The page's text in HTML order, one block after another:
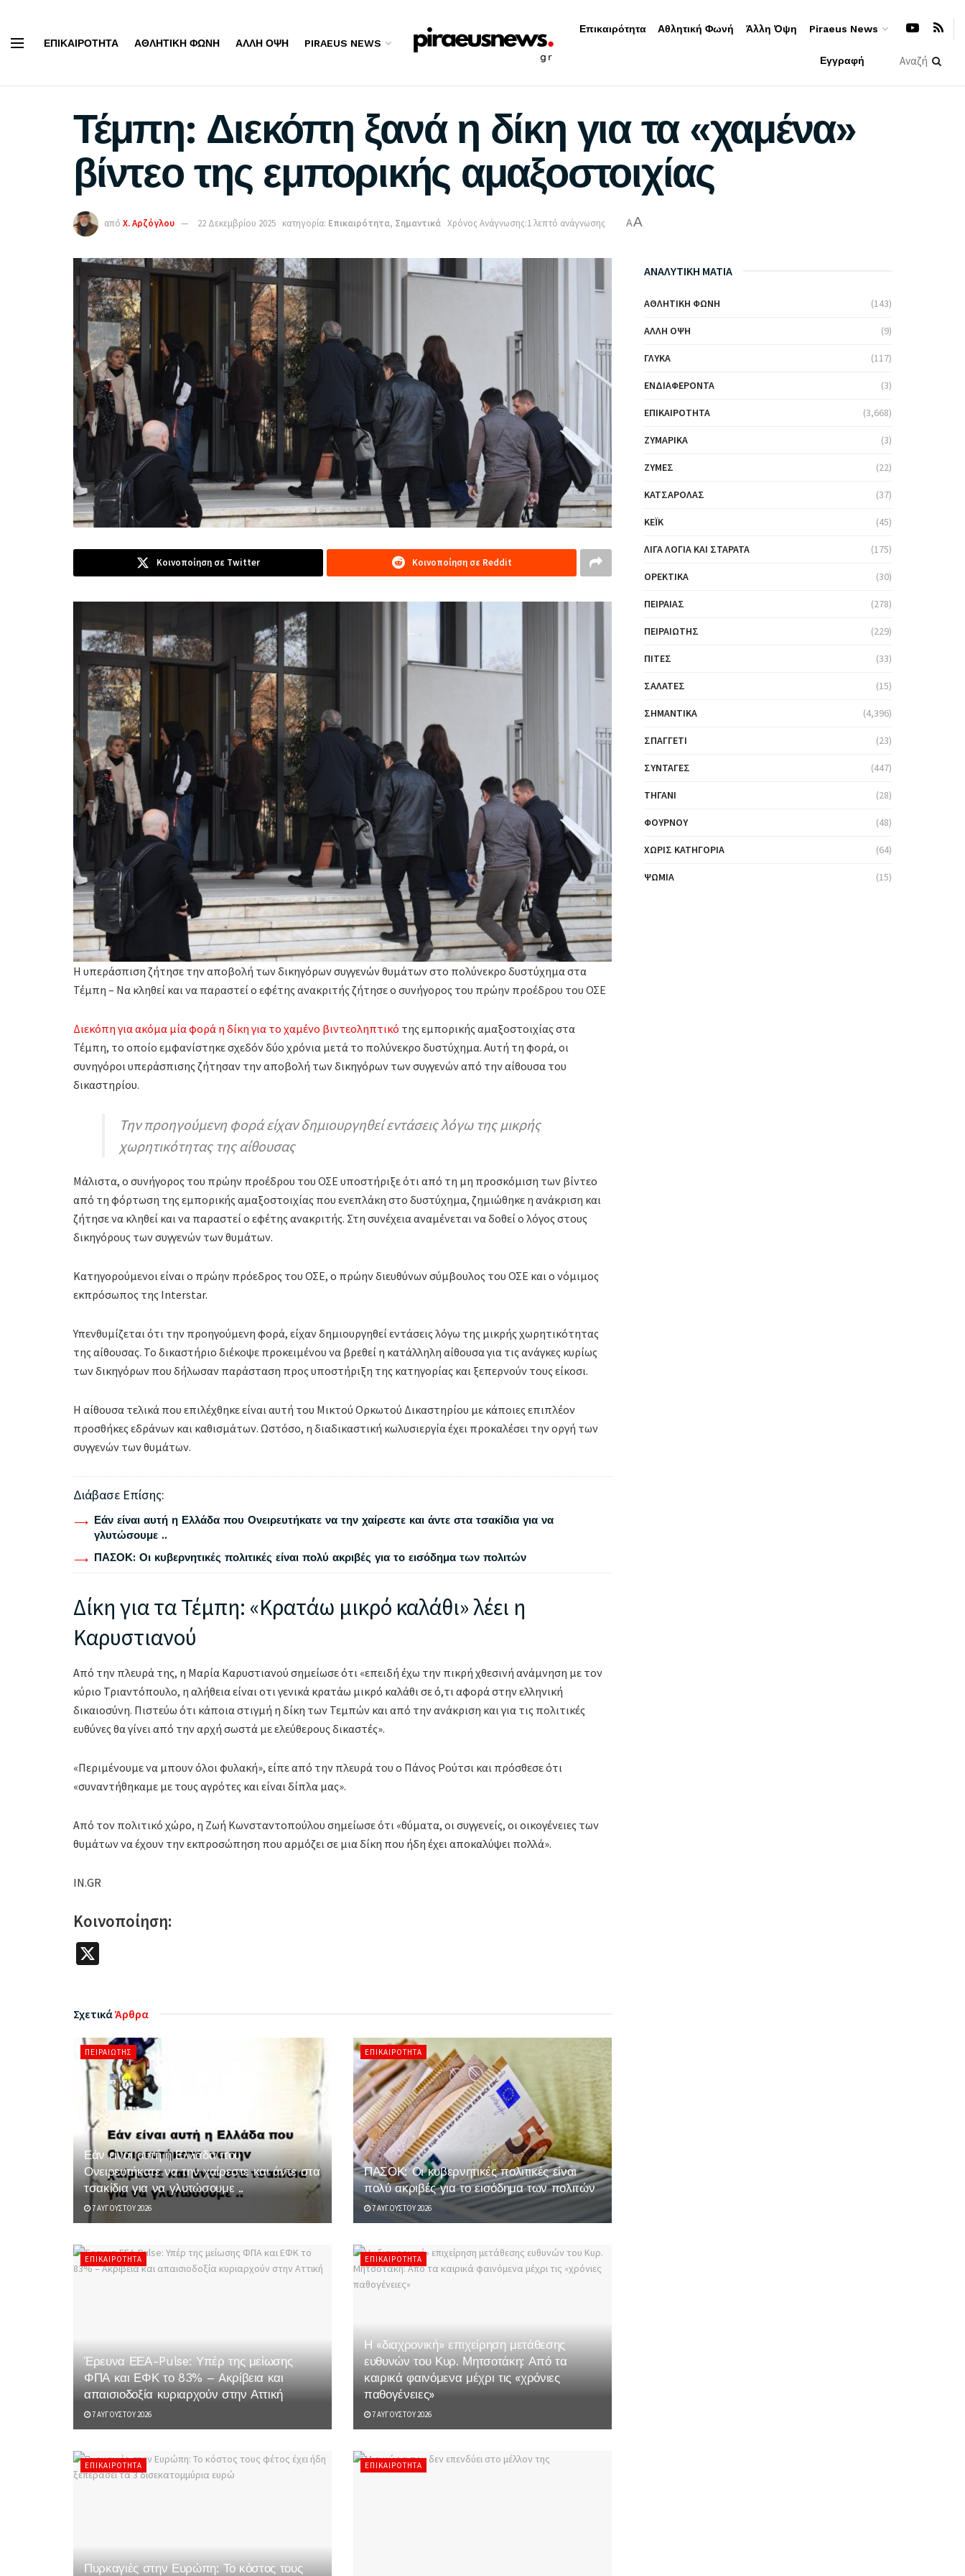
ΕΠΙΚΑΙΡΌΤΗΤΑ ΑΘΛΗΤΙΚΉ ΦΩΝΉ ΆΛΛΗ ΌΨΗ PIRAEUS NEWS
Επικαιρότητα Αθλητική Φωνή Άλλη Όψη Piraeus News
Εγγραφή
Τέμπη: Διεκόπη ξανά η δίκη για τα «χαμένα»
βίντεο της εμπορικής αμαξοστοιχίας
από Χ. Αρζόγλου 22 Δεκεμβρίου 2025 κατηγορία: Επικαιρότητα, Σημαντικά Χρόνος Ανάγνωσης:1 λεπτό ανάγνωσης AA
Κοινοποίηση σε Twitter Κοινοποίηση σε Reddit
Η υπεράσπιση ζήτησε την αποβολή των δικηγόρων συγγενών θυμάτων στο πολύνεκρο δυστύχημα στα
Τέμπη – Να κληθεί και να παραστεί ο εφέτης ανακριτής ζήτησε ο συνήγορος του πρώην προέδρου του ΟΣΕ
Διεκόπη για ακόμα μία φορά η δίκη για το χαμένο βιντεοληπτικό της εμπορικής αμαξοστοιχίας στα
Τέμπη, το οποίο εμφανίστηκε σχεδόν δύο χρόνια μετά το πολύνεκρο δυστύχημα. Αυτή τη φορά, οι
συνηγόροι υπεράσπισης ζήτησαν την αποβολή των δικηγόρων των συγγενών από την αίθουσα του
δικαστηρίου.
Την προηγούμενη φορά είχαν δημιουργηθεί εντάσεις λόγω της μικρής
χωρητικότητας της αίθουσας
Μάλιστα, ο συνήγορος του πρώην προέδρου του ΟΣΕ υποστήριξε ότι από τη μη προσκόμιση των βίντεο
από τη φόρτωση της εμπορικής αμαξοστοιχίας που ενεπλάκη στο δυστύχημα, ζημιώθηκε η ανάκριση και
ζήτησε να κληθεί και να παραστεί ο εφέτης ανακριτής. Στη συνέχεια αναμένεται να δοθεί ο λόγος στους
δικηγόρους των συγγενών των θυμάτων.
Κατηγορούμενοι είναι o πρώην πρόεδρος του ΟΣΕ, ο πρώην διευθύνων σύμβουλος του ΟΣΕ και ο νόμιμος
εκπρόσωπος της Interstar.
Υπενθυμίζεται ότι την προηγούμενη φορά, είχαν δημιουργηθεί εντάσεις λόγω της μικρής χωρητικότητας
της αίθουσας. Το δικαστήριο διέκοψε προκειμένου να βρεθεί η κατάλληλη αίθουσα για τις ανάγκες κυρίως
των δικηγόρων που δήλωσαν παράσταση προς υποστήριξη της κατηγορίας και ξεπερνούν τους είκοσι.
Η αίθουσα τελικά που επιλέχθηκε είναι αυτή του Μικτού Ορκωτού Δικαστηρίου με κάποιες επιπλέον
προσθήκες εδράνων και καθισμάτων. Ωστόσο, η διαδικαστική κωλυσιεργία έχει προκαλέσει την οργή των
συγγενών των θυμάτων.
Διάβασε Επίσης:
Εάν είναι αυτή η Ελλάδα που Ονειρευτήκατε να την χαίρεστε και άντε στα τσακίδια για να
γλυτώσουμε ..
ΠΑΣΟΚ: Οι κυβερνητικές πολιτικές είναι πολύ ακριβές για το εισόδημα των πολιτών
Δίκη για τα Τέμπη: «Κρατάω μικρό καλάθι» λέει η
Καρυστιανού
Από την πλευρά της, η Μαρία Καρυστιανού σημείωσε ότι «επειδή έχω την πικρή χθεσινή ανάμνηση με τον
κύριο Τριαντόπουλο, η αλήθεια είναι οτι γενικά κρατάω μικρό καλάθι σε ό,τι αφορά στην ελληνική
δικαιοσύνη. Πιστεύω ότι κάποια στιγμή η δίκη των Τεμπών και από την ανάκριση και για τις πολιτικές
ευθύνες θα γίνει από την αρχή σωστά με ελεύθερους δικαστές».
«Περιμένουμε να μπουν όλοι φυλακή», είπε από την πλευρά του ο Πάνος Ρούτσι και πρόσθεσε ότι
«συναντήθηκαμε με τους αγρότες και είναι δίπλα μας».
Από τον πολιτικό χώρο, η Ζωή Κωνσταντοπούλου σημείωσε ότι «θύματα, οι συγγενείς, οι οικογένειες των
θυμάτων να έχουν την εκπροσώπηση που αρμόζει σε μια δίκη που ήδη έχει αποκαλύψει πολλά».
IN.GR
Κοινοποίηση:
ΣχετικάΆρθρα
ΠΕΙΡΑΙΏΤΗΣ
Εάν είναι αυτή η Ελλάδα που
Ονειρευτήκατε να την χαίρεστε και άντε στα
τσακίδια για να γλυτώσουμε ..
7 ΑΥΓΟΎΣΤΟΥ 2026
ΕΠΙΚΑΙΡΌΤΗΤΑ
ΠΑΣΟΚ: Οι κυβερνητικές πολιτικές είναι
πολύ ακριβές για το εισόδημα των πολιτών
7 ΑΥΓΟΎΣΤΟΥ 2026
ΕΠΙΚΑΙΡΌΤΗΤΑ
Έρευνα ΕΕΑ-Pulse: Υπέρ της μείωσης
ΦΠΑ και ΕΦΚ το 83% – Aκρίβεια και
απαισιοδοξία κυριαρχούν στην Αττική
7 ΑΥΓΟΎΣΤΟΥ 2026
ΕΠΙΚΑΙΡΌΤΗΤΑ
Η «διαχρονική» επιχείρηση μετάθεσης
ευθυνών του Κυρ. Μητσοτάκη: Από τα
καιρικά φαινόμενα μέχρι τις «χρόνιες
παθογένειες»
7 ΑΥΓΟΎΣΤΟΥ 2026
ΕΠΙΚΑΙΡΌΤΗΤΑ
Πυρκαγιές στην Ευρώπη: Το κόστος τους
ΕΠΙΚΑΙΡΌΤΗΤΑ
ΑΝΑΛΥΤΙΚΗ ΜΑΤΙΑ
ΑΘΛΗΤΙΚΉ ΦΩΝΉ (143)
ΆΛΛΗ ΌΨΗ (9)
ΓΛΥΚΆ (117)
ΕΝΔΙΑΦΈΡΟΝΤΑ (3)
ΕΠΙΚΑΙΡΌΤΗΤΑ (3,668)
ΖΥΜΑΡΙΚΆ (3)
ΖΎΜΕΣ (22)
ΚΑΤΣΑΡΌΛΑΣ (37)
ΚΈΙΚ (45)
ΛΊΓΑ ΛΌΓΙΑ ΚΑΙ ΣΤΑΡΆΤΑ (175)
ΟΡΕΚΤΙΚΆ (30)
ΠΕΙΡΑΙΆΣ (278)
ΠΕΙΡΑΙΏΤΗΣ (229)
ΠΊΤΕΣ (33)
ΣΑΛΆΤΕΣ (15)
ΣΗΜΑΝΤΙΚΆ (4,396)
ΣΠΑΓΓΈΤΙ (23)
ΣΥΝΤΑΓΈΣ (447)
ΤΗΓΆΝΙ (28)
ΦΟΎΡΝΟΥ (48)
ΧΩΡΊΣ ΚΑΤΗΓΟΡΊΑ (64)
ΨΩΜΙΆ (15)